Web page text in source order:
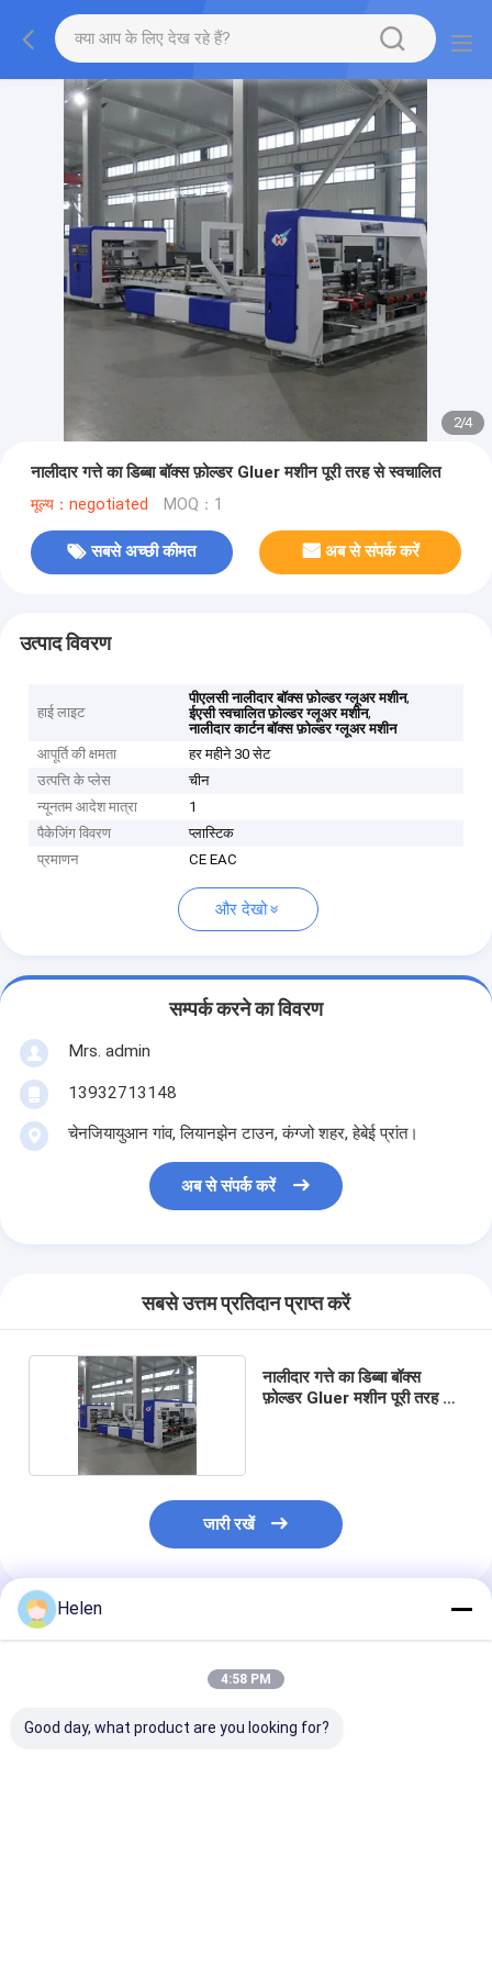
2/4
नालीदार गत्ते का डिब्बा बॉक्स फ़ोल्डर Gluer मशीन पूरी तरह से स्वचालित
मूल्य：negotiated MOQ：1
सबसे अच्छी कीमत अब से संपर्क करें
उत्पाद विवरण
हाई लाइट
पीएलसी नालीदार बॉक्स फ़ोल्डर ग्लूअर मशीन,
ईएसी स्वचालित फ़ोल्डर ग्लूअर मशीन,
नालीदार कार्टन बॉक्स फ़ोल्डर ग्लूअर मशीन
आपूर्ति की क्षमता
हर महीने 30 सेट
उत्पत्ति के प्लेस
चीन
न्यूनतम आदेश मात्रा
1
पैकेजिंग विवरण
प्लास्टिक
प्रमाणन
CE EAC
और देखो
सम्पर्क करने का विवरण
Mrs. admin
13932713148
चेनजियायुआन गांव, लियानझेन टाउन, कंग्जो शहर, हेबेई प्रांत।
अब से संपर्क करें
सबसे उत्तम प्रतिदान प्राप्त करें
नालीदार गत्ते का डिब्बा बॉक्स
फ़ोल्डर Gluer मशीन पूरी तरह से
जारी रखें
अनुशंसित उत्पाद
Helen
4:58 PM
Good day, what product are you looking for?